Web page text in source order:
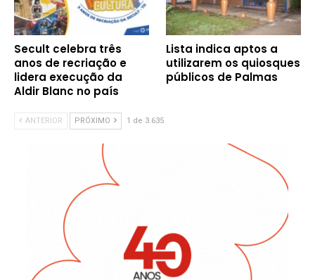
Secult celebra três
anos de recriação e
lidera execução da
Aldir Blanc no país
Lista indica aptos a
utilizarem os quiosques
públicos de Palmas
ANTERIOR PRÓXIMO 1 de 3.635